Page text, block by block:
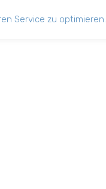
Service zu optimieren.